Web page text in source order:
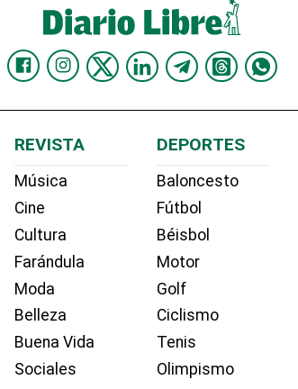
REVISTA
Música
Cine
Cultura
Farándula
Moda
Belleza
Buena Vida
Sociales
DEPORTES
Baloncesto
Fútbol
Béisbol
Motor
Golf
Ciclismo
Tenis
Olimpismo